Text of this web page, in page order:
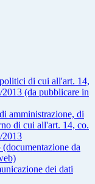
di cui all'art. 14,
(da pubblicare in
amministrazione, di
di cui all'art. 14, co.
2013
da
dei dati